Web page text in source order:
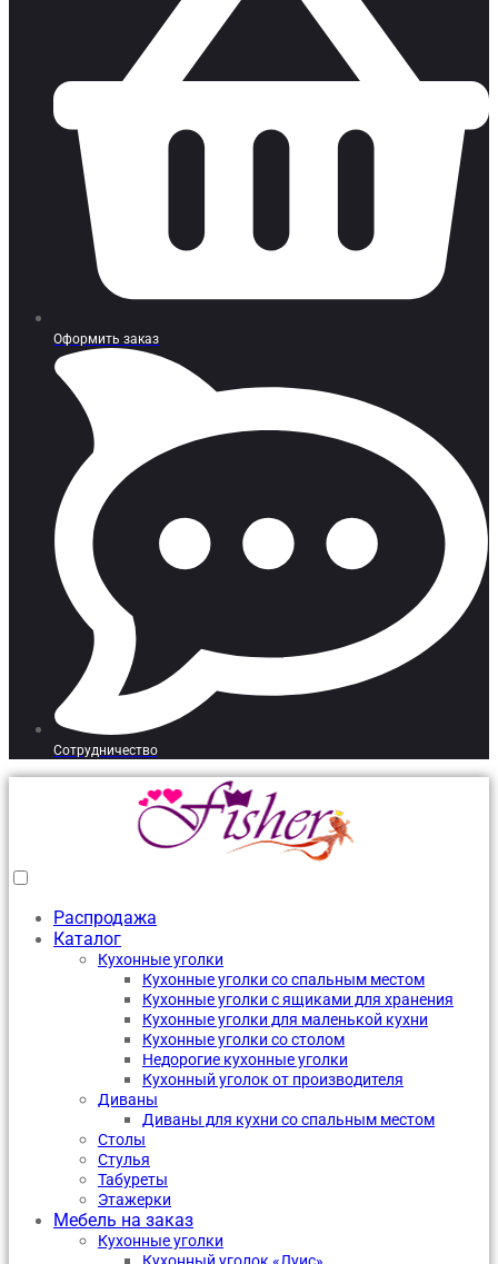
Оформить заказ
Сотрудничество
Распродажа
Каталог
Кухонные уголки
Кухонные уголки со спальным местом
Кухонные уголки с ящиками для хранения
Кухонные уголки для маленькой кухни
Кухонные уголки со столом
Недорогие кухонные уголки
Кухонный уголок от производителя
Диваны
Диваны для кухни со спальным местом
Столы
Стулья
Табуреты
Этажерки
Мебель на заказ
Кухонные уголки